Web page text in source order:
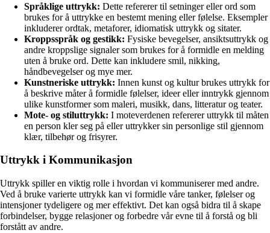
Språklige uttrykk: Dette refererer til setninger eller ord som
brukes for å uttrykke en bestemt mening eller følelse. Eksempler
inkluderer ordtak, metaforer, idiomatisk uttrykk og sitater.
Kroppsspråk og gestikk: Fysiske bevegelser, ansiktsuttrykk og
andre kroppslige signaler som brukes for å formidle en melding
uten å bruke ord. Dette kan inkludere smil, nikking,
håndbevegelser og mye mer.
Kunstneriske uttrykk: Innen kunst og kultur brukes uttrykk for
å beskrive måter å formidle følelser, ideer eller inntrykk gjennom
ulike kunstformer som maleri, musikk, dans, litteratur og teater.
Mote- og stiluttrykk: I moteverdenen refererer uttrykk til måten
en person kler seg på eller uttrykker sin personlige stil gjennom
klær, tilbehør og frisyrer.
Uttrykk i Kommunikasjon
Uttrykk spiller en viktig rolle i hvordan vi kommuniserer med andre.
Ved å bruke varierte uttrykk kan vi formidle våre tanker, følelser og
intensjoner tydeligere og mer effektivt. Det kan også bidra til å skape
forbindelser, bygge relasjoner og forbedre vår evne til å forstå og bli
forstått av andre.